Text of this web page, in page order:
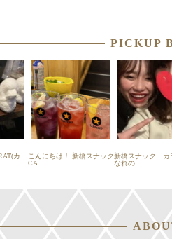
PICKUP
カ...
こんにちは！ 新橋スナック
CA...
新橋スナック カ
なれの...